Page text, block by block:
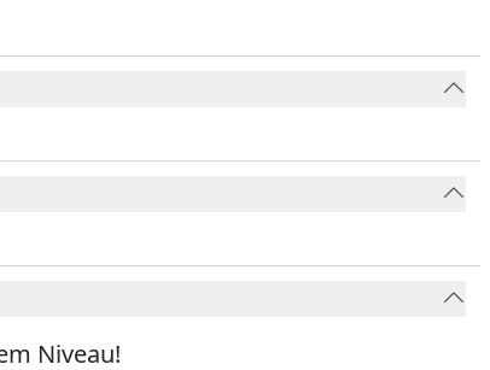
Niveau!